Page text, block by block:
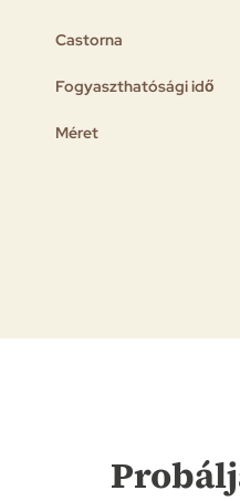
Castorna
Fogyaszthatósági idő
Méret